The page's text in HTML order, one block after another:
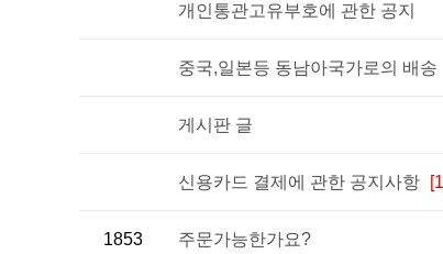
개인통관고유부호에 관한 공지
중국,일본등 동남아국가로의 배송
게시판 글
신용카드 결제에 관한 공지사항
1853 주문가능한가요?